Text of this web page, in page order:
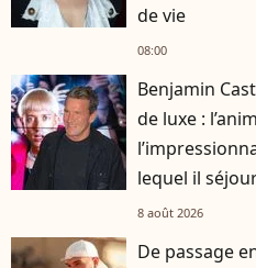
de vie
08:00
Benjamin
de luxe :
lequel il
8 août 2026
De passage